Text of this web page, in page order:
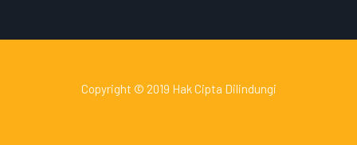
Copyright © 2019 Hak Cipta Dilindungi